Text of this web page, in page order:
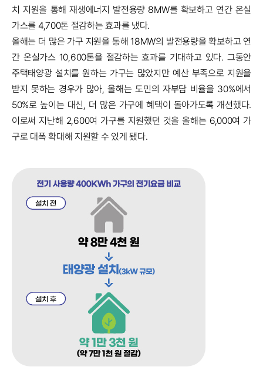
치 지원을 통해 재생에너지 발전용량 8MW를 확보하고 연간 온실
가스를 4,700톤 절감하는 효과를 냈다.
올해는 더 많은 가구 지원을 통해 18MW의 발전용량을 확보하고 연
간 온실가스 10,600톤을 절감하는 효과를 기대하고 있다. 그동안
주택태양광 설치를 원하는 가구는 많았지만 예산 부족으로 지원을
받지 못하는 경우가 많아, 올해는 도민의 자부담 비율을 30%에서
50%로 높이는 대신, 더 많은 가구에 혜택이 돌아가도록 개선했다.
이로써 지난해 2,600여 가구를 지원했던 것을 올해는 6,000여 가
구로 대폭 확대해 지원할 수 있게 됐다.